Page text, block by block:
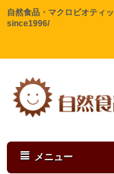
自然食品・マクロビオティ
since1996/
メニュー